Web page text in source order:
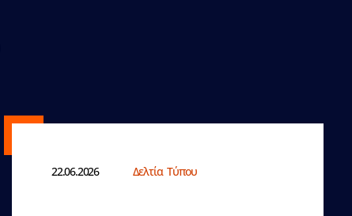
22.06.2026 Δελτία Τύπου